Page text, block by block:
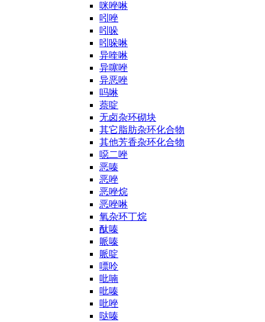
咪唑啉
吲唑
吲哚
吲哚啉
异喹啉
异噻唑
异恶唑
吗啉
萘啶
无卤杂环砌块
其它脂肪杂环化合物
其他芳香杂环化合物
噁二唑
恶嗪
恶唑
恶唑烷
恶唑啉
氧杂环丁烷
酞嗪
哌嗪
哌啶
嘌呤
吡喃
吡嗪
吡唑
哒嗪